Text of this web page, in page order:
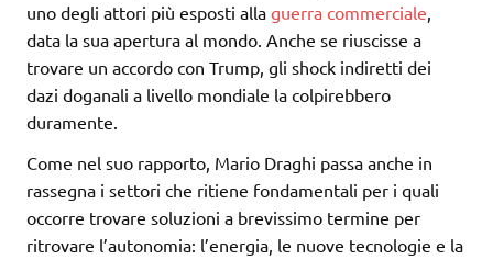
uno degli attori più esposti alla guerra commerciale,
data la sua apertura al mondo. Anche se riuscisse a
trovare un accordo con Trump, gli shock indiretti dei
dazi doganali a livello mondiale la colpirebbero
duramente.
Come nel suo rapporto, Mario Draghi passa anche in
rassegna i settori che ritiene fondamentali per i quali
occorre trovare soluzioni a brevissimo termine per
ritrovare l’autonomia: l’energia, le nuove tecnologie e la